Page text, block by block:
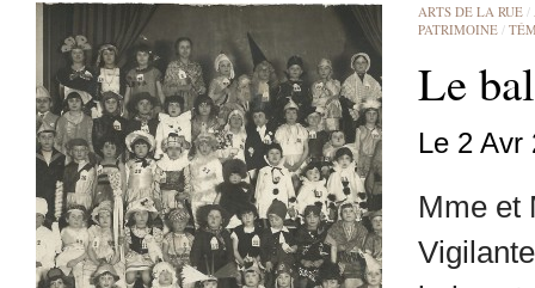
ARTS DE LA RUE /
PATRIMOINE /
Le
Le 2 Avr
Mme et